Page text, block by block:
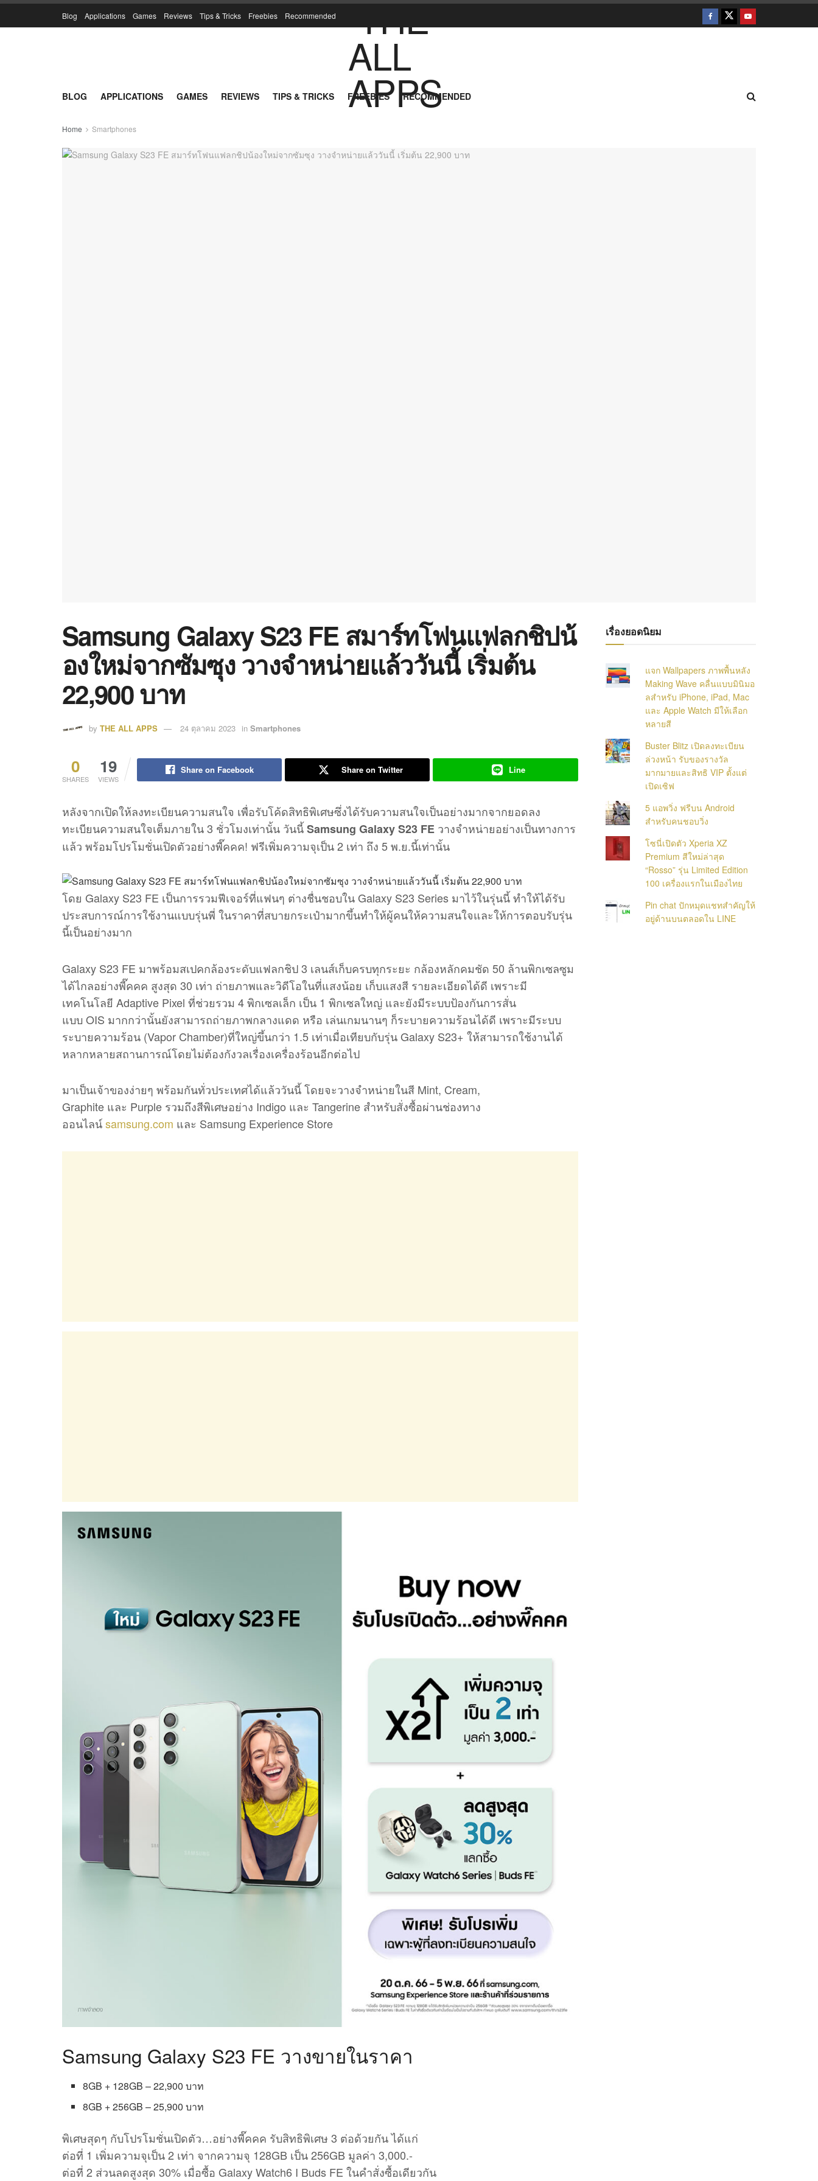
Blog Applications Games Reviews Tips & Tricks Freebies Recommended
BLOG APPLICATIONS GAMES REVIEWS TIPS & TRICKS FREEBIES RECOMMENDED
Home Smartphones
Samsung Galaxy S23 FE สมาร์ทโฟนแฟลกชิปน้
องใหม่จากซัมซุง วางจำหน่ายแล้ววันนี้ เริ่มต้น
22,900 บาท
by THE ALL APPS 24 ตุลาคม 2023 in Smartphones
0
SHARES
19
VIEWS
Share on Facebook Share on Twitter Line
หลังจากเปิดให้ลงทะเบียนความสนใจ เพื่อรับโค้ดสิทธิพิเศษซึ่งได้รับความสนใจเป็นอย่างมากจากยอดลง
ทะเบียนความสนใจเต็มภายใน 3 ชั่วโมงเท่านั้น วันนี้Samsung Galaxy S23 FE วางจำหน่ายอย่างเป็นทางการ
แล้ว พร้อมโปรโมชั่นเปิดตัวอย่างพี๊คคค! ฟรีเพิ่มความจุเป็น 2 เท่า ถึง 5 พ.ย.นี้เท่านั้น
โดย Galaxy S23 FE เป็นการรวมฟีเจอร์ที่แฟนๆ ต่างชื่นชอบใน Galaxy S23 Series มาไว้ในรุ่นนี้ ทำให้ได้รับ
ประสบการณ์การใช้งานแบบรุ่นพี่ ในราคาที่สบายกระเป๋ามากขึ้นทำให้ผู้คนให้ความสนใจและให้การตอบรับรุ่น
นี้เป็นอย่างมาก
Galaxy S23 FE มาพร้อมสเปคกล้องระดับแฟลกชิป 3 เลนส์เก็บครบทุกระยะ กล้องหลักคมชัด 50 ล้านพิกเซลซูม
ได้ไกลอย่างพี๊คคค สูงสุด 30 เท่า ถ่ายภาพและวิดีโอในที่แสงน้อย เก็บแสงสี รายละเอียดได้ดี เพราะมี
เทคโนโลยี Adaptive Pixel ที่ช่วยรวม 4 พิกเซลเล็ก เป็น 1 พิกเซลใหญ่ และยังมีระบบป้องกันการสั่น
แบบ OIS มากกว่านั้นยังสามารถถ่ายภาพกลางแดด หรือ เล่นเกมนานๆ ก็ระบายความร้อนได้ดี เพราะมีระบบ
ระบายความร้อน (Vapor Chamber)ที่ใหญ่ขึ้นกว่า 1.5 เท่าเมื่อเทียบกับรุ่น Galaxy S23+ ให้สามารถใช้งานได้
หลากหลายสถานการณ์โดยไม่ต้องกังวลเรื่องเครื่องร้อนอีกต่อไป
มาเป็นเจ้าของง่ายๆ พร้อมกันทั่วประเทศได้แล้ววันนี้ โดยจะวางจำหน่ายในสี Mint, Cream,
Graphite และ Purple รวมถึงสีพิเศษอย่าง Indigo และ Tangerine สำหรับสั่งซื้อผ่านช่องทาง
ออนไลน์samsung.com และ Samsung Experience Store
Samsung Galaxy S23 FE วางขายในราคา
8GB + 128GB – 22,900 บาท
8GB + 256GB – 25,900 บาท
พิเศษสุดๆ กับโปรโมชั่นเปิดตัว…อย่างพี๊คคค รับสิทธิพิเศษ 3 ต่อด้วยกัน ได้แก่
ต่อที่ 1 เพิ่มความจุเป็น 2 เท่า จากความจุ 128GB เป็น 256GB มูลค่า 3,000.-
ต่อที่ 2 ส่วนลดสูงสุด 30% เมื่อซื้อ Galaxy Watch6 I Buds FE ในคำสั่งซื้อเดียวกัน
เรื่องยอดนิยม
แจก Wallpapers ภาพพื้นหลัง
Making Wave คลื่นแบบมินิมอ
ลสำหรับ iPhone, iPad, Mac
และ Apple Watch มีให้เลือก
หลายสี
Buster Blitz เปิดลงทะเบียน
ล่วงหน้า รับของรางวัล
มากมายและสิทธิ VIP ตั้งแต่
เปิดเซิฟ
5 แอพวิ่ง ฟรีบน Android
สำหรับคนชอบวิ่ง
โซนี่เปิดตัว Xperia XZ
Premium สีใหม่ล่าสุด
“Rosso” รุ่น Limited Edition
100 เครื่องแรกในเมืองไทย
Pin chat ปักหมุดแชทสำคัญให้
อยู่ด้านบนตลอดใน LINE